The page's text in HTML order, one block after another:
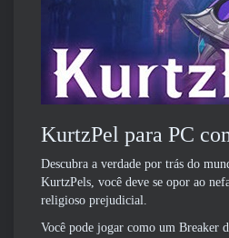
KurtzPel para PC
Descubra a verdade por trás do
KurtzPels, você deve se opor ao
religioso prejudicial.
Você pode jogar como um Breaker